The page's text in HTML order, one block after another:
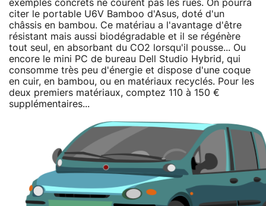
exemples concrets ne courent pas les rues. On pourra
citer le portable U6V Bamboo d'Asus, doté d'un
châssis en bambou. Ce matériau a l'avantage d'être
résistant mais aussi biodégradable et il se régénère
tout seul, en absorbant du CO2 lorsqu'il pousse... Ou
encore le mini PC de bureau Dell Studio Hybrid, qui
consomme très peu d'énergie et dispose d'une coque
en cuir, en bambou, ou en matériaux recyclés. Pour les
deux premiers matériaux, comptez 110 à 150 €
supplémentaires...